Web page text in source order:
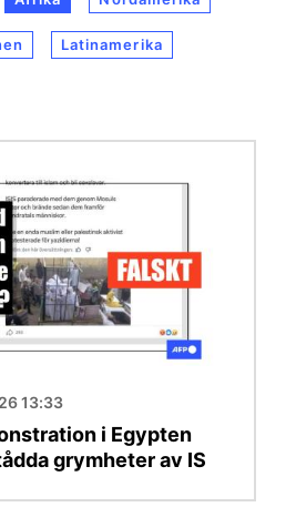
Latinamerika
13:33
i Egypten
grymheter av IS